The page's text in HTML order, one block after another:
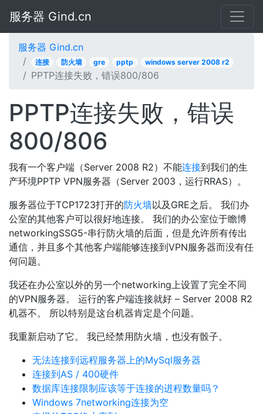
服务器 Gind.cn
服务器 Gind.cn
连接 防火墙 gre pptp windows server 2008 r2
PPTP连接失败，错误800/806
PPTP连接失败，错误
800/806
我有一个客户端（Server 2008 R2）不能连接到我们的生
产环境PPTP VPN服务器（Server 2003，运行RRAS）。
服务器位于TCP1723打开的防火墙以及GRE之后。 我们办
公室的其他客户可以很好地连接。 我们的办公室位于瞻博
networkingSSG5-串行防火墙的后面，但是允许所有传出
通信，并且多个其他客户端能够连接到VPN服务器而没有任
何问题。
我还在办公室以外的另一个networking上设置了完全不同
的VPN服务器。 运行的客户端连接就好 – Server 2008 R2
机器不。 所以特别是这台机器肯定是个问题。
我重新启动了它。 我已经禁用防火墙，也没有骰子。
无法连接到远程服务器上的MySql服务器
连接到AS / 400硬件
数据库连接限制应该等于连接的进程数量吗？
Windows 7networking连接为空